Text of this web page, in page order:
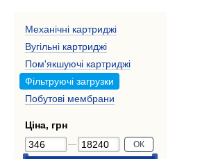
Механічні картриджі
Вугільні картриджі
Пом'якшуючі картриджі
Фільтруючі загрузки
Побутові мембрани
Ціна, грн
ОК